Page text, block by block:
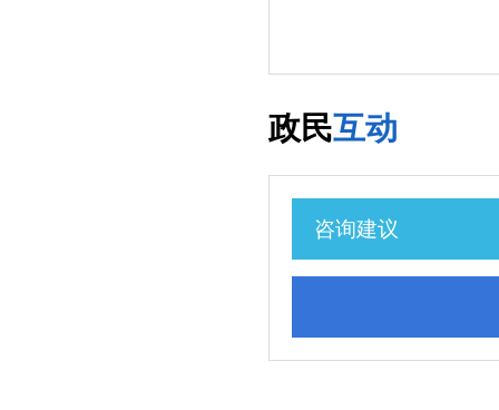
政民互动
咨询建议